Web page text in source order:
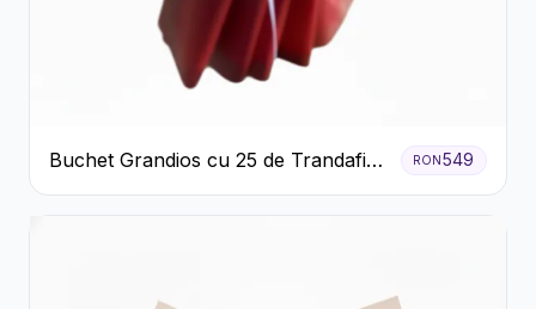
Buchet Grandios cu 25 de Trandafiri
Roșii
RON549